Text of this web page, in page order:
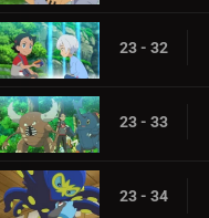
23 - 32
23 - 33
23 - 34